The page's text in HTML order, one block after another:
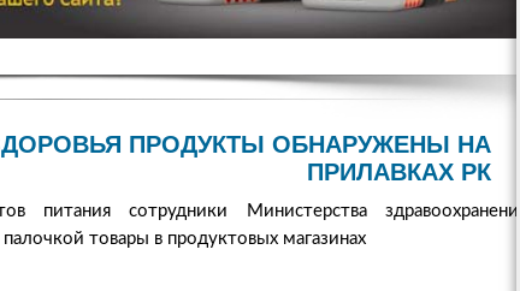
ПРОДУКТЫ ОБНАРУЖЕНЫ НА
ПРИЛАВКАХ РК
питания сотрудники Министерства здравоохранения
товары в продуктовых магазинах